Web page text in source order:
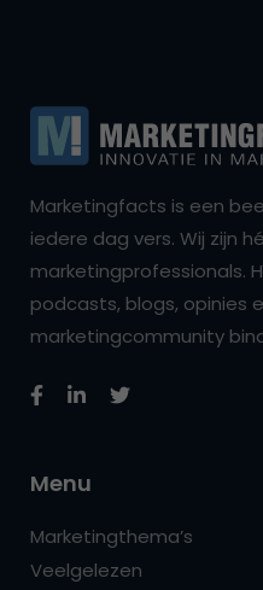
Marketingfacts is een
iedere dag vers. Wij zijn
marketingprofessionals.
podcasts, blogs, opinies
marketingcommunity
Menu
Marketingthema’s
Veelgelezen